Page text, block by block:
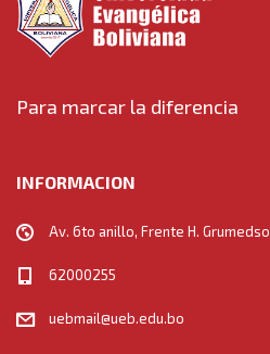
Para marcar la diferencia
INFORMACION
Av. 6to anillo, Frente H. Grumedso
62000255
uebmail@ueb.edu.bo